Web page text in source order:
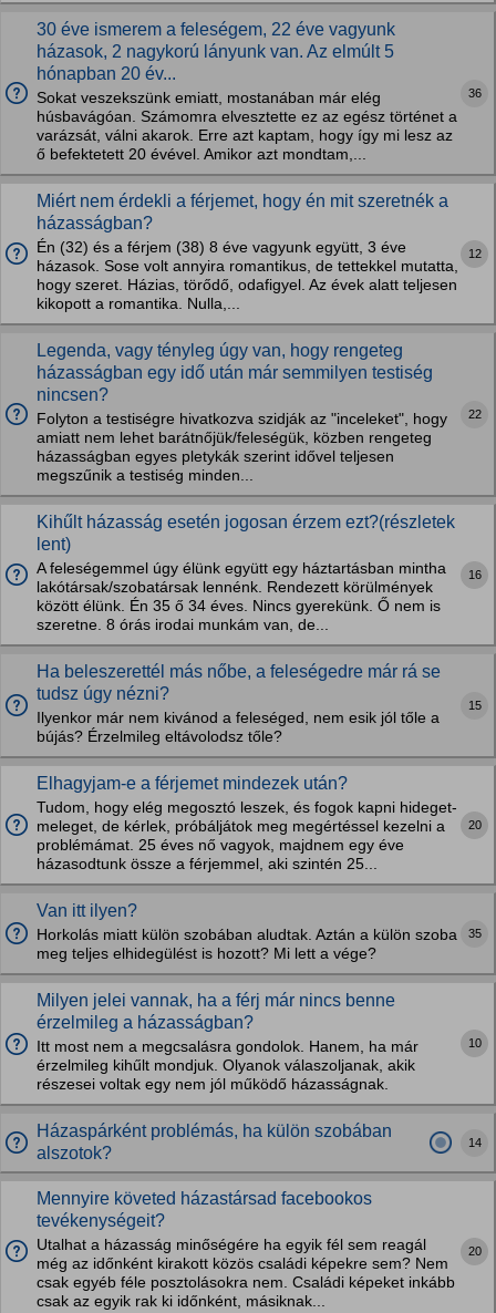
30 éve ismerem a feleségem, 22 éve vagyunk
házasok, 2 nagykorú lányunk van. Az elmúlt 5
hónapban 20 év...
Sokat veszekszünk emiatt, mostanában már elég
húsbavágóan. Számomra elvesztette ez az egész történet a
varázsát, válni akarok. Erre azt kaptam, hogy így mi lesz az
ő befektetett 20 évével. Amikor azt mondtam,...
36
Miért nem érdekli a férjemet, hogy én mit szeretnék a
házasságban?
Én (32) és a férjem (38) 8 éve vagyunk együtt, 3 éve
házasok. Sose volt annyira romantikus, de tettekkel mutatta,
hogy szeret. Házias, törődő, odafigyel. Az évek alatt teljesen
kikopott a romantika. Nulla,...
12
Legenda, vagy tényleg úgy van, hogy rengeteg
házasságban egy idő után már semmilyen testiség
nincsen?
Folyton a testiségre hivatkozva szidják az "inceleket", hogy
amiatt nem lehet barátnőjük/feleségük, közben rengeteg
házasságban egyes pletykák szerint idővel teljesen
megszűnik a testiség minden...
22
Kihűlt házasság esetén jogosan érzem ezt?(részletek
lent)
A feleségemmel úgy élünk együtt egy háztartásban mintha
lakótársak/szobatársak lennénk. Rendezett körülmények
között élünk. Én 35 ő 34 éves. Nincs gyerekünk. Ő nem is
szeretne. 8 órás irodai munkám van, de...
16
Ha beleszerettél más nőbe, a feleségedre már rá se
tudsz úgy nézni?
Ilyenkor már nem kivánod a feleséged, nem esik jól tőle a
bújás? Érzelmileg eltávolodsz tőle?
15
Elhagyjam-e a férjemet mindezek után?
Tudom, hogy elég megosztó leszek, és fogok kapni hideget-
meleget, de kérlek, próbáljátok meg megértéssel kezelni a
problémámat. 25 éves nő vagyok, majdnem egy éve
házasodtunk össze a férjemmel, aki szintén 25...
20
Van itt ilyen?
Horkolás miatt külön szobában aludtak. Aztán a külön szoba
meg teljes elhidegülést is hozott? Mi lett a vége?
35
Milyen jelei vannak, ha a férj már nincs benne
érzelmileg a házasságban?
Itt most nem a megcsalásra gondolok. Hanem, ha már
érzelmileg kihűlt mondjuk. Olyanok válaszoljanak, akik
részesei voltak egy nem jól működő házasságnak.
10
Házaspárként problémás, ha külön szobában
alszotok?
14
Mennyire követed házastársad facebookos
tevékenységeit?
Utalhat a házasság minőségére ha egyik fél sem reagál
még az időnként kirakott közös családi képekre sem? Nem
csak egyéb féle posztolásokra nem. Családi képeket inkább
csak az egyik rak ki időnként, másiknak...
20